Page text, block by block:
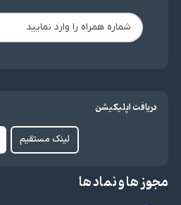
دریافت اپلیکیشن
لینک مستقیم
مجوز ها و نماد ها